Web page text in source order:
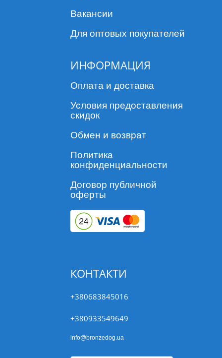
Вакансии
Для оптовых покупателей
ИНФОРМАЦИЯ
Оплата и доставка
Условия предоставления
скидок
Обмен и возврат
Политика
конфиденциальности
Договор публичной
оферты
КОНТАКТИ
+380683845016
+380933549649
info@bronzedog.ua